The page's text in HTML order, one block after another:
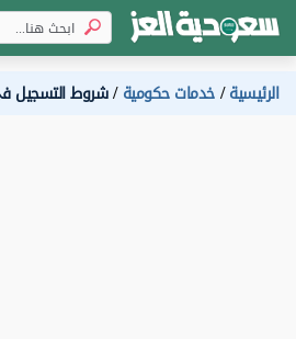
الرئيسية خدمات حكومية شروط التسجيل في